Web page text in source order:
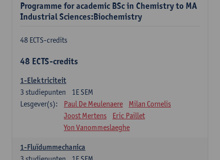
Programme for academic BSc in Chemistry to MA
Industrial Sciences:Biochemistry
48 ECTS-credits
48 ECTS-credits
1-Elektriciteit
1E SEM
3 studiepunten
Lesgever(s):
Paul De Meulenaere
Milan Cornelis
Joost Mertens
Eric Paillet
Yon Vanommeslaeghe
1-Fluïdummechanica